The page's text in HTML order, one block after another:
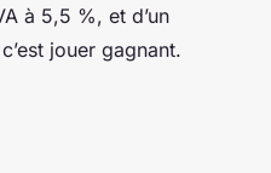
à 5,5 %, et d’un
jouer gagnant.